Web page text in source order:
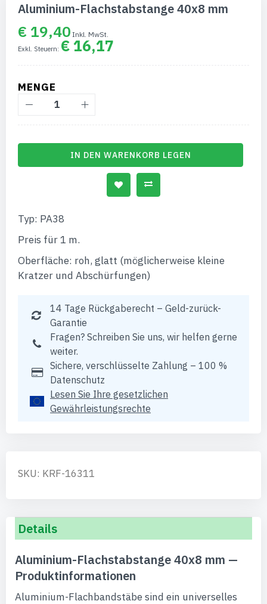
Anfang
Bildgalerie
springen
Aluminium-Flachstabstange 40x8 mm
€ 19,40
€ 16,17
MENGE
IN DEN WARENKORB LEGEN
Typ: PA38
Preis für 1 m.
Oberfläche: roh, glatt (möglicherweise kleine
Kratzer und Abschürfungen)
14 Tage Rückgaberecht – Geld-zurück-
Garantie
Fragen? Schreiben Sie uns, wir helfen gerne
weiter.
Sichere, verschlüsselte Zahlung – 100 %
Datenschutz
Lesen Sie Ihre gesetzlichen
Gewährleistungsrechte
SKU: KRF-16311
Details
Aluminium-Flachstabstange 40x8 mm —
Produktinformationen
Aluminium-Flachbandstäbe sind ein universelles